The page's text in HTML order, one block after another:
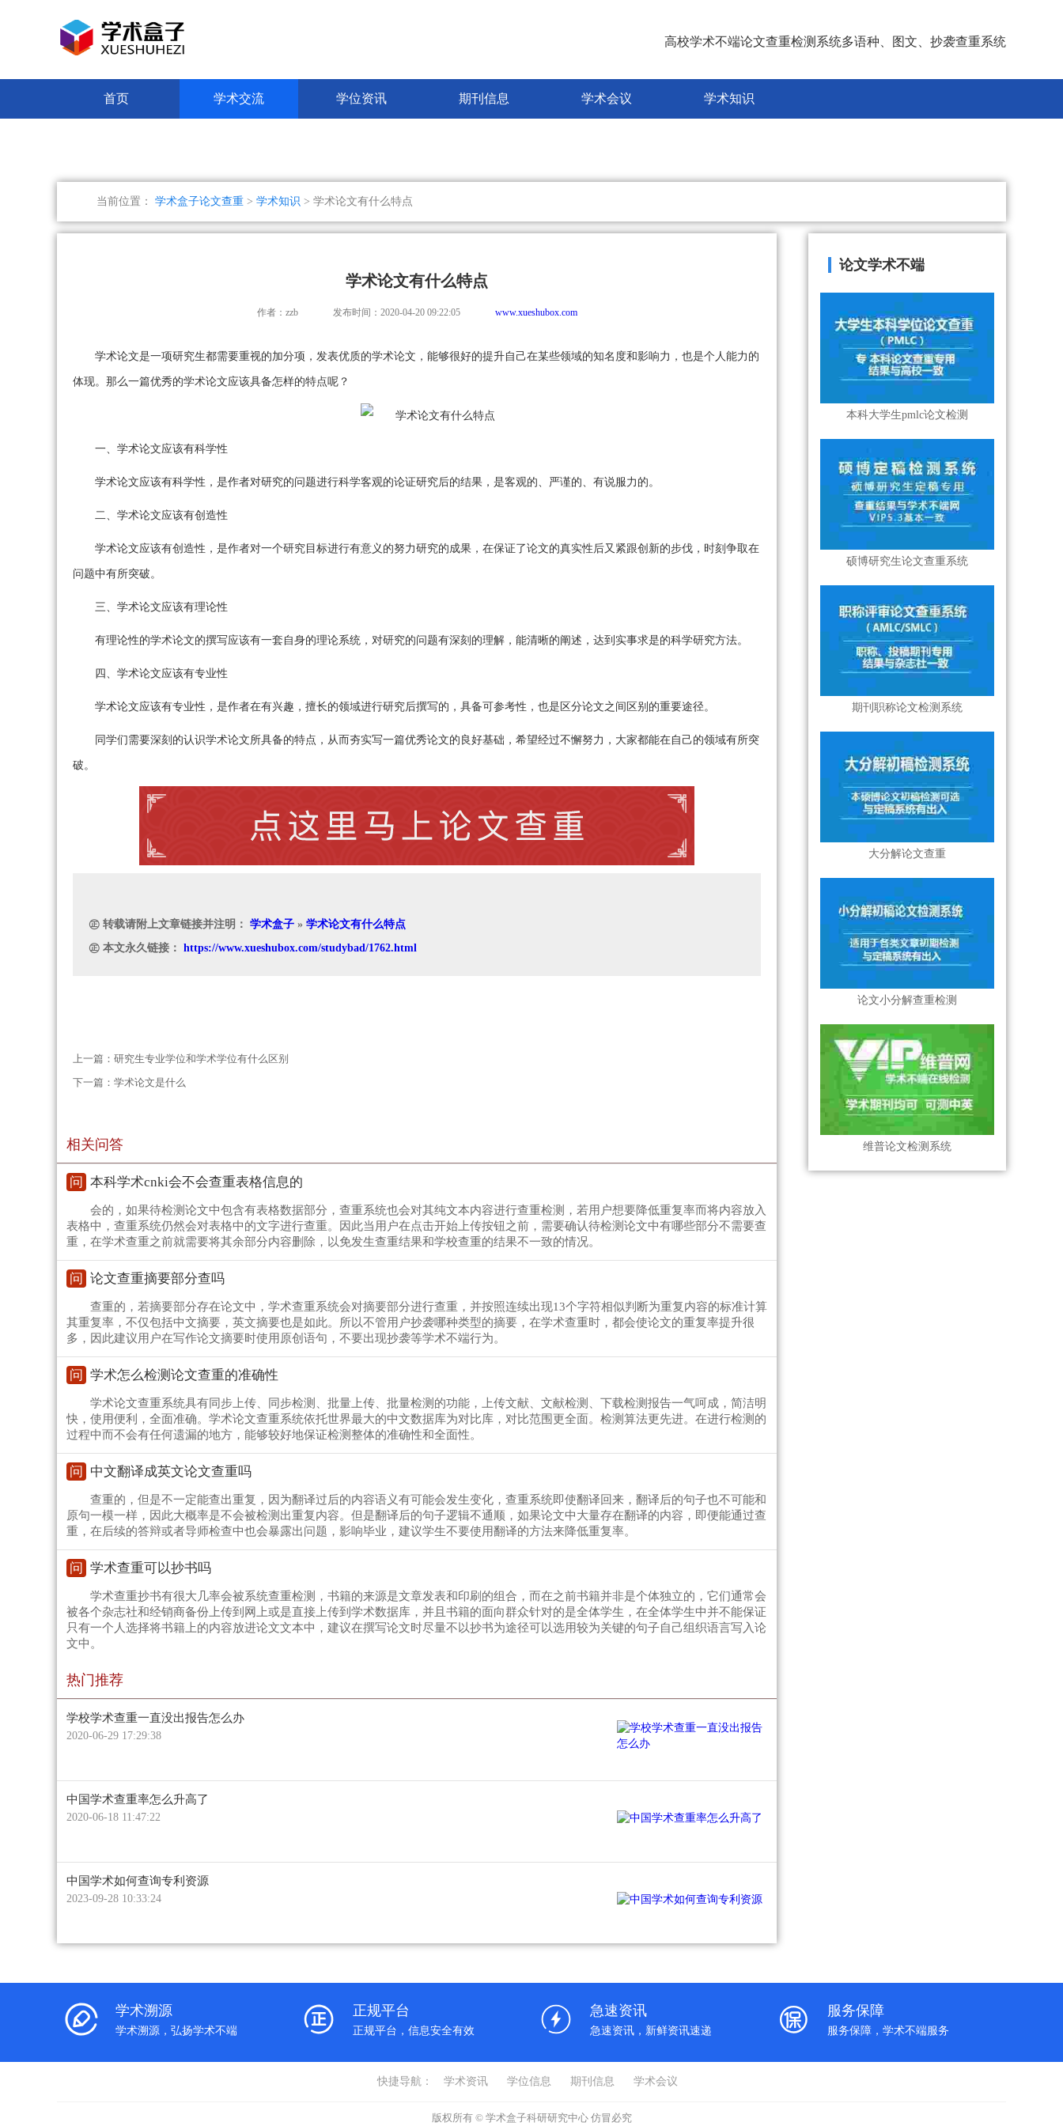
高校学术不端论文查重检测系统多语种、图文、抄袭查重系统
首页 学术交流 学位资讯 期刊信息 学术会议 学术知识
当前位置： 学术盒子论文查重 > 学术知识 > 学术论文有什么特点
学术论文有什么特点
作者：zzb 发布时间：2020-04-20 09:22:05 www.xueshubox.com
学术论文是一项研究生都需要重视的加分项，发表优质的学术论文，能够很好的提升自己在某些领域的知名度和影响力，也是个人能力的
体现。那么一篇优秀的学术论文应该具备怎样的特点呢？
一、学术论文应该有科学性
学术论文应该有科学性，是作者对研究的问题进行科学客观的论证研究后的结果，是客观的、严谨的、有说服力的。
二、学术论文应该有创造性
学术论文应该有创造性，是作者对一个研究目标进行有意义的努力研究的成果，在保证了论文的真实性后又紧跟创新的步伐，时刻争取在
问题中有所突破。
三、学术论文应该有理论性
有理论性的学术论文的撰写应该有一套自身的理论系统，对研究的问题有深刻的理解，能清晰的阐述，达到实事求是的科学研究方法。
四、学术论文应该有专业性
学术论文应该有专业性，是作者在有兴趣，擅长的领域进行研究后撰写的，具备可参考性，也是区分论文之间区别的重要途径。
同学们需要深刻的认识学术论文所具备的特点，从而夯实写一篇优秀论文的良好基础，希望经过不懈努力，大家都能在自己的领域有所突
破。
㊣ 转载请附上文章链接并注明： 学术盒子 » 学术论文有什么特点
㊣ 本文永久链接： https://www.xueshubox.com/studybad/1762.html
上一篇： 研究生专业学位和学术学位有什么区别
下一篇： 学术论文是什么
相关问答
问 本科学术cnki会不会查重表格信息的
会的，如果待检测论文中包含有表格数据部分，查重系统也会对其纯文本内容进行查重检测，若用户想要降低重复率而将内容放入
表格中，查重系统仍然会对表格中的文字进行查重。因此当用户在点击开始上传按钮之前，需要确认待检测论文中有哪些部分不需要查
重，在学术查重之前就需要将其余部分内容删除，以免发生查重结果和学校查重的结果不一致的情况。
问 论文查重摘要部分查吗
查重的，若摘要部分存在论文中，学术查重系统会对摘要部分进行查重，并按照连续出现13个字符相似判断为重复内容的标准计算
其重复率，不仅包括中文摘要，英文摘要也是如此。所以不管用户抄袭哪种类型的摘要，在学术查重时，都会使论文的重复率提升很
多，因此建议用户在写作论文摘要时使用原创语句，不要出现抄袭等学术不端行为。
问 学术怎么检测论文查重的准确性
学术论文查重系统具有同步上传、同步检测、批量上传、批量检测的功能，上传文献、文献检测、下载检测报告一气呵成，简洁明
快，使用便利，全面准确。学术论文查重系统依托世界最大的中文数据库为对比库，对比范围更全面。检测算法更先进。在进行检测的
过程中而不会有任何遗漏的地方，能够较好地保证检测整体的准确性和全面性。
问 中文翻译成英文论文查重吗
查重的，但是不一定能查出重复，因为翻译过后的内容语义有可能会发生变化，查重系统即使翻译回来，翻译后的句子也不可能和
原句一模一样，因此大概率是不会被检测出重复内容。但是翻译后的句子逻辑不通顺，如果论文中大量存在翻译的内容，即便能通过查
重，在后续的答辩或者导师检查中也会暴露出问题，影响毕业，建议学生不要使用翻译的方法来降低重复率。
问 学术查重可以抄书吗
学术查重抄书有很大几率会被系统查重检测，书籍的来源是文章发表和印刷的组合，而在之前书籍并非是个体独立的，它们通常会
被各个杂志社和经销商备份上传到网上或是直接上传到学术数据库，并且书籍的面向群众针对的是全体学生，在全体学生中并不能保证
只有一个人选择将书籍上的内容放进论文文本中，建议在撰写论文时尽量不以抄书为途径可以选用较为关键的句子自己组织语言写入论
文中。
热门推荐
学校学术查重一直没出报告怎么办
2020-06-29 17:29:38
中国学术查重率怎么升高了
2020-06-18 11:47:22
中国学术如何查询专利资源
2023-09-28 10:33:24
论文学术不端
本科大学生pmlc论文检测
硕博研究生论文查重系统
期刊职称论文检测系统
大分解论文查重
论文小分解查重检测
维普论文检测系统
学术溯源
学术溯源，弘扬学术不端
正规平台
正规平台，信息安全有效
急速资讯
急速资讯，新鲜资讯速递
服务保障
服务保障，学术不端服务
快捷导航： 学术资讯 学位信息 期刊信息 学术会议
版权所有 © 学术盒子科研研究中心 仿冒必究